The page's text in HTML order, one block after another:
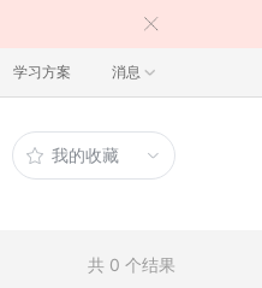
学习方案 消息
我的收藏
共 0 个结果